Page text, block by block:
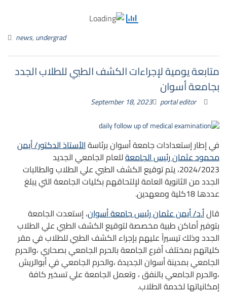
news,undergrad
متابعة يومية لإجراءات الكشف الطبي للطلاب الجدد
بجامعة أسوان
September 18, 2023 portal editor
في إطار إستعدادات جامعة أسوان برئاسةالأستاذ الدكتور/ أيمن
محمود عثمان رئيس الجامعةللعام الجامعي الجديد
2024/2023، يتم توقيع الكشف الطبي علي الطلاب والطالبات
الجدد من الثانوية العامة لإلتحاقهم بكليات الجامعة التي يبلغ
عددها 18كلية ومعهدين.
قالأ.د/ أيمن عثمان رئيس جامعة أسوان، إستعدت الجامعة
بتوفير أماكن طبية مخصصة لتوقيع الكشف الطبي علي الطلاب
الجدد وذلك تيسيراً عليهم بإجراء الكشف الطبي للطلاب في مقر
كلياتهم بمختلف أفرع الجامعة بالحرم الجامعي بصحاري ،والحرم
الجامعي بمدينة أسوان الجديدة ،والحرم الجامعي في أبوالريش
،والحرم الجامعي بالنفق ، وتعمل الجامعة علي تسخير كافة
إمكانياتها لخدمة الطلاب.